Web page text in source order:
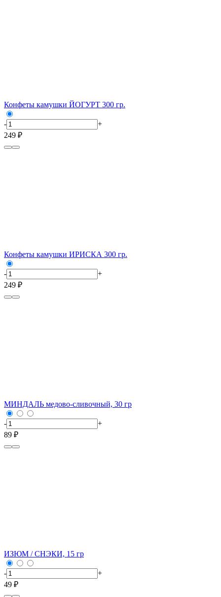
Конфеты камушки ЙОГУРТ 300 гр.
-
+
249 ₽
Конфеты камушки ИРИСКА 300 гр.
-
+
249 ₽
МИНДАЛЬ медово-сливочный, 30 гр
-
+
89 ₽
ИЗЮМ / СНЭКИ, 15 гр
-
+
49 ₽